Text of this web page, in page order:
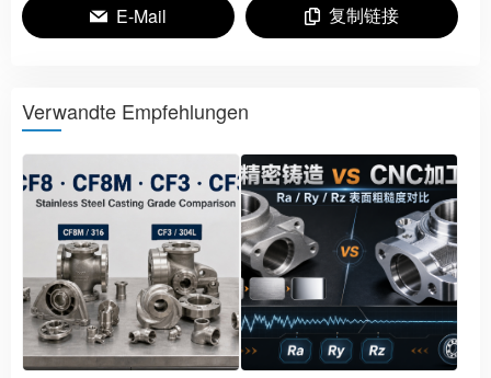
E-Mail 复制链接
Verwandte Empfehlungen